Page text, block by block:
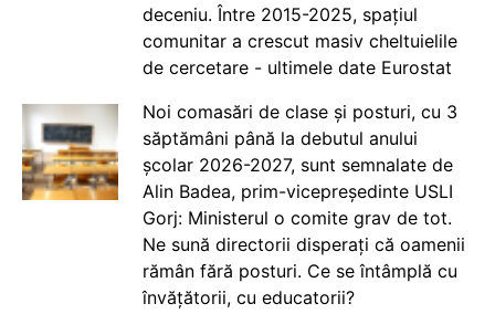
deceniu. Între 2015-2025, spațiul
comunitar a crescut masiv cheltuielile
de cercetare - ultimele date Eurostat
Noi comasări de clase și posturi, cu 3
săptămâni până la debutul anului
școlar 2026-2027, sunt semnalate de
Alin Badea, prim-vicepreședinte USLI
Gorj: Ministerul o comite grav de tot.
Ne sună directorii disperați că oamenii
rămân fără posturi. Ce se întâmplă cu
învățătorii, cu educatorii?